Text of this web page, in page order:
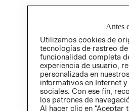
Antes
Utilizamos cookies de
tecnologías de rastreo
funcionalidad completa
experiencia de usuario,
personalizada en
informativos en Internet
sociales. Con ese fin,
los patrones de
Al hacer clic en “Aceptar